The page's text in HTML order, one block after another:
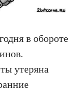
в обороте
утеряна